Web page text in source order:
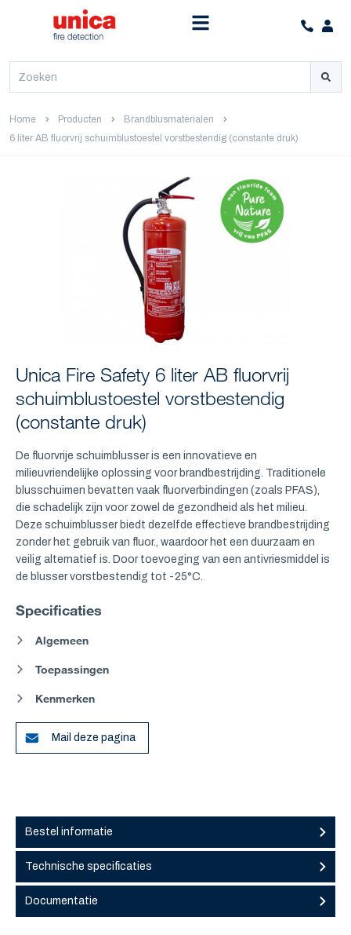
Home Producten
Brandblusmaterialen
6 liter AB fluorvrij schuimblustoestel vorstbestendig (constante druk)
Unica Fire Safety 6 liter AB fluorvrij
schuimblustoestel vorstbestendig
(constante druk)
De fluorvrije schuimblusser is een innovatieve en
milieuvriendelijke oplossing voor brandbestrijding. Traditionele
blusschuimen bevatten vaak fluorverbindingen (zoals PFAS),
die schadelijk zijn voor zowel de gezondheid als het milieu.
Deze schuimblusser biedt dezelfde effectieve brandbestrijding
zonder het gebruik van fluor., waardoor het een duurzaam en
veilig alternatief is. Door toevoeging van een antivriesmiddel is
de blusser vorstbestendig tot -25°C.
Specificaties
Algemeen
Toepassingen
Kenmerken
Mail deze pagina
Bestel informatie
Technische specificaties
Documentatie